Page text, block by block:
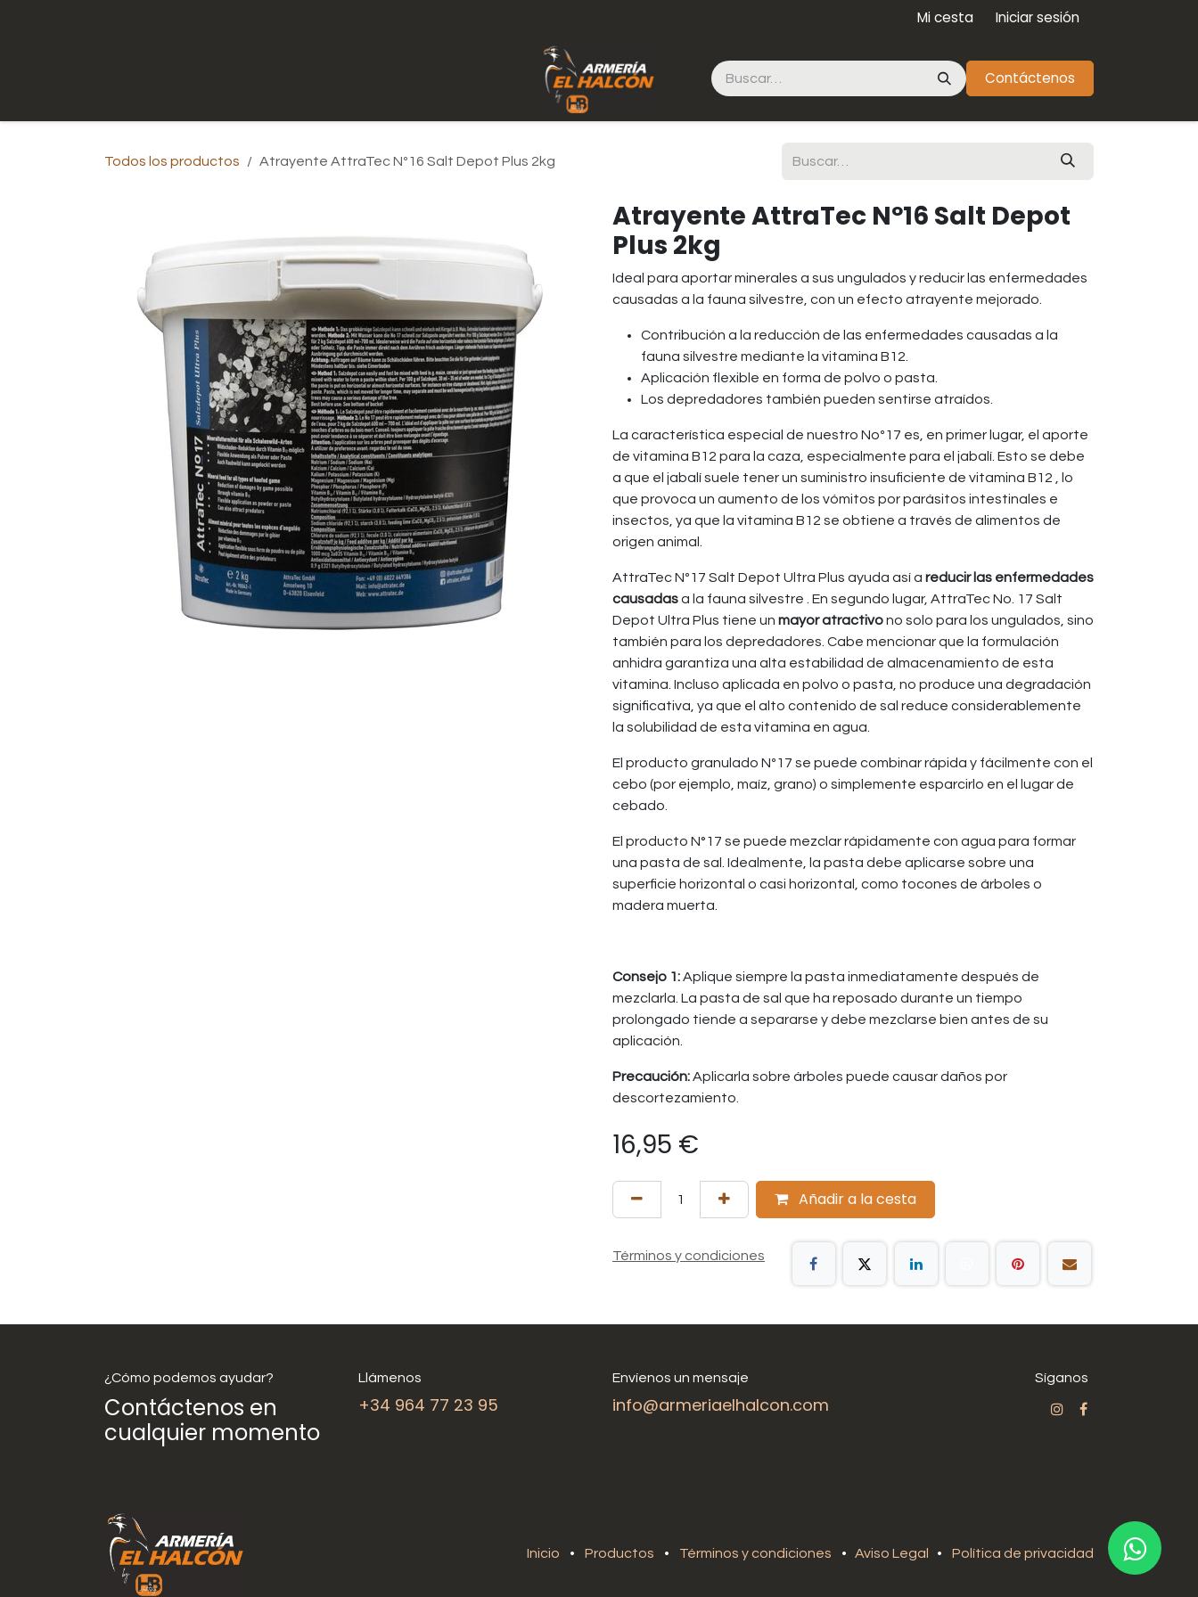
Mi cesta Iniciar sesión
Contáctenos
Todos los productos Atrayente AttraTec Nº16 Salt Depot Plus 2kg
Atrayente AttraTec Nº16 Salt Depot
Plus 2kg
Ideal para aportar minerales a sus ungulados y reducir las enfermedades
causadas a la fauna silvestre, con un efecto atrayente mejorado.
Contribución a la reducción de las enfermedades causadas a la
fauna silvestre mediante la vitamina B12.
Aplicación flexible en forma de polvo o pasta.
Los depredadores también pueden sentirse atraídos.
La característica especial de nuestro Noº17 es, en primer lugar, el aporte
de vitamina B12 para la caza, especialmente para el jabalí. Esto se debe
a que el jabalí suele tener un suministro insuficiente de vitamina B12 , lo
que provoca un aumento de los vómitos por parásitos intestinales e
insectos, ya que la vitamina B12 se obtiene a través de alimentos de
origen animal.
AttraTec Nº17 Salt Depot Ultra Plus ayuda así a reducir las enfermedades
causadasa la fauna silvestre . En segundo lugar, AttraTec No. 17 Salt
Depot Ultra Plus tiene un mayor atractivono solo para los ungulados, sino
también para los depredadores. Cabe mencionar que la formulación
anhidra garantiza una alta estabilidad de almacenamiento de esta
vitamina. Incluso aplicada en polvo o pasta, no produce una degradación
significativa, ya que el alto contenido de sal reduce considerablemente
la solubilidad de esta vitamina en agua.
El producto granulado Nº17 se puede combinar rápida y fácilmente con el
cebo (por ejemplo, maíz, grano) o simplemente esparcirlo en el lugar de
cebado.
El producto N°17 se puede mezclar rápidamente con agua para formar
una pasta de sal. Idealmente, la pasta debe aplicarse sobre una
superficie horizontal o casi horizontal, como tocones de árboles o
madera muerta.
Consejo 1:Aplique siempre la pasta inmediatamente después de
mezclarla. La pasta de sal que ha reposado durante un tiempo
prolongado tiende a separarse y debe mezclarse bien antes de su
aplicación.
Precaución:Aplicarla sobre árboles puede causar daños por
descortezamiento.
16,95 €
Añadir a la cesta
Términos y condiciones
¿Cómo podemos ayudar?
Contáctenos en
cualquier momento
Llámenos
+34 964 77 23 95
Envíenos un mensaje
info@armeriaelhalcon.com
Síganos
Inicio • Productos • Términos y condiciones • Aviso Legal • Política de privacidad